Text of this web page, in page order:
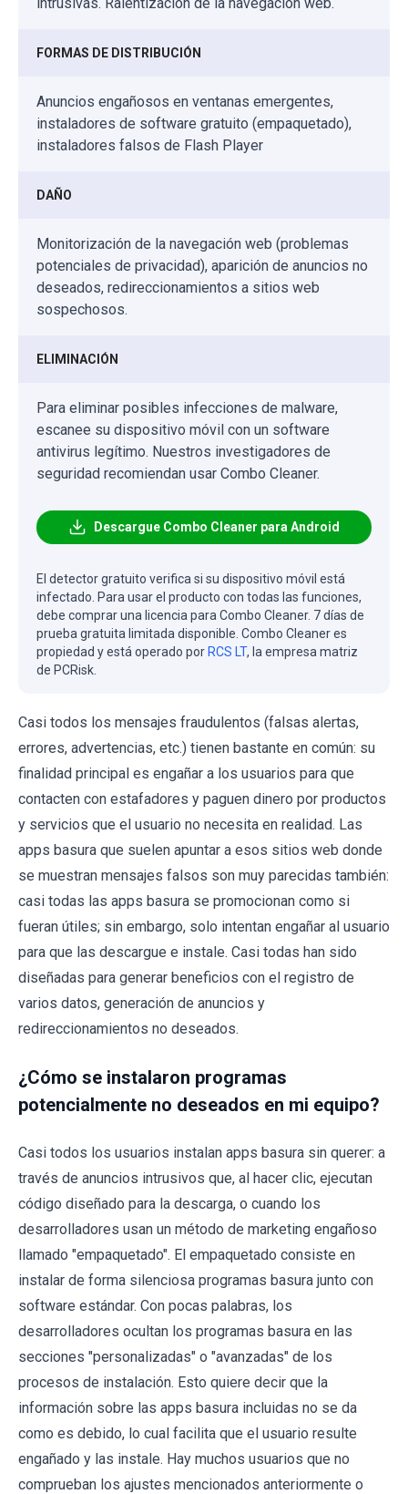
FORMAS DE DISTRIBUCIÓN
Anuncios engañosos en ventanas emergentes,
instaladores de software gratuito (empaquetado),
instaladores falsos de Flash Player
DAÑO
Monitorización de la navegación web (problemas
potenciales de privacidad), aparición de anuncios no
deseados, redireccionamientos a sitios web
sospechosos.
ELIMINACIÓN
Para eliminar posibles infecciones de malware,
escanee su dispositivo móvil con un software
antivirus legítimo. Nuestros investigadores de
seguridad recomiendan usar Combo Cleaner.
Descargue Combo Cleaner para Android
El detector gratuito verifica si su dispositivo móvil está
infectado. Para usar el producto con todas las funciones,
debe comprar una licencia para Combo Cleaner. 7 días de
prueba gratuita limitada disponible. Combo Cleaner es
propiedad y está operado por RCS LT, la empresa matriz
de PCRisk.
Casi todos los mensajes fraudulentos (falsas alertas,
errores, advertencias, etc.) tienen bastante en común: su
finalidad principal es engañar a los usuarios para que
contacten con estafadores y paguen dinero por productos
y servicios que el usuario no necesita en realidad. Las
apps basura que suelen apuntar a esos sitios web donde
se muestran mensajes falsos son muy parecidas también:
casi todas las apps basura se promocionan como si
fueran útiles; sin embargo, solo intentan engañar al usuario
para que las descargue e instale. Casi todas han sido
diseñadas para generar beneficios con el registro de
varios datos, generación de anuncios y
redireccionamientos no deseados.
¿Cómo se instalaron programas
potencialmente no deseados en mi equipo?
Casi todos los usuarios instalan apps basura sin querer: a
través de anuncios intrusivos que, al hacer clic, ejecutan
código diseñado para la descarga, o cuando los
desarrolladores usan un método de marketing engañoso
llamado "empaquetado". El empaquetado consiste en
instalar de forma silenciosa programas basura junto con
software estándar. Con pocas palabras, los
desarrolladores ocultan los programas basura en las
secciones "personalizadas" o "avanzadas" de los
procesos de instalación. Esto quiere decir que la
información sobre las apps basura incluidas no se da
como es debido, lo cual facilita que el usuario resulte
engañado y las instale. Hay muchos usuarios que no
comprueban los ajustes mencionados anteriormente o